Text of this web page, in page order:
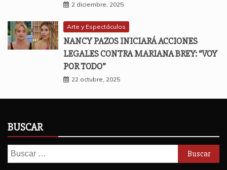
2 diciembre, 2025
Arte y Espectáculos
NANCY PAZOS INICIARÁ ACCIONES
LEGALES CONTRA MARIANA BREY: “VOY
POR TODO”
22 octubre, 2025
BUSCAR
Buscar: